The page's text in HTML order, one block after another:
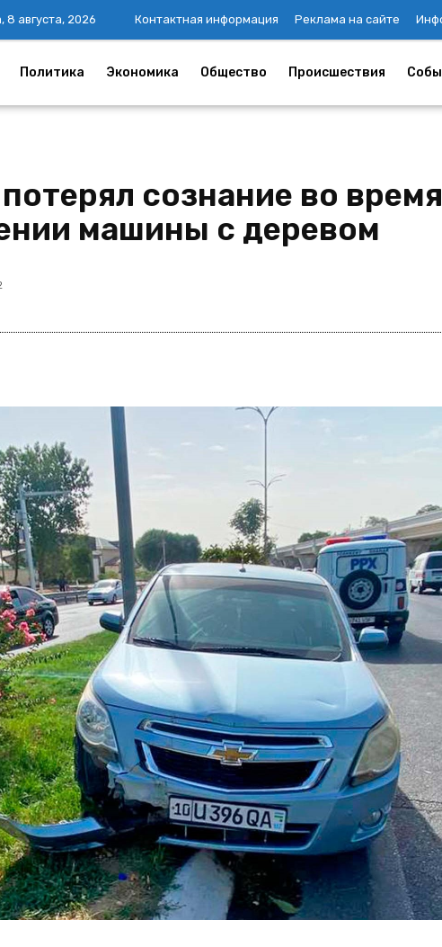
8 августа, 2026 Контактная информация Реклама на сайте
Политика Экономика Общество Происшествия
сознание во
машины с деревом